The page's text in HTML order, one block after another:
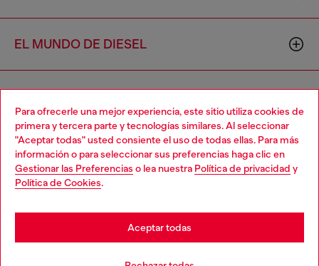
Para ofrecerle una mejor experiencia, este sitio utiliza cookies de
primera y tercera parte y tecnologías similares. Al seleccionar
"Aceptar todas" usted consiente el uso de todas ellas. Para más
información o para seleccionar sus preferencias haga clic en
Gestionar las Preferencias o lea nuestra Política de privacidad y
Política de Cookies.
Aceptar todas
EL MUNDO DE DIESEL
Country: MX Language: ES
Choose your location
You are currently browsing México website, but it seems you
may be based in United States